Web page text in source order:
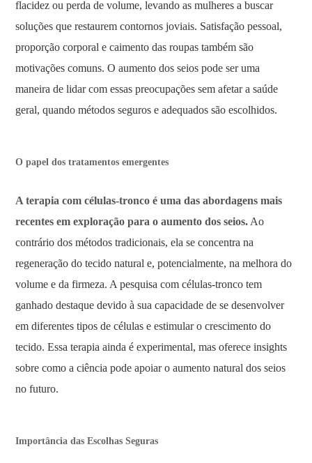
flacidez ou perda de volume, levando as mulheres a buscar
soluções que restaurem contornos joviais. Satisfação pessoal,
proporção corporal e caimento das roupas também são
motivações comuns. O aumento dos seios pode ser uma
maneira de lidar com essas preocupações sem afetar a saúde
geral, quando métodos seguros e adequados são escolhidos.
O papel dos tratamentos emergentes
A terapia com células-tronco é uma das abordagens mais
recentes em exploração para o aumento dos seios. Ao
contrário dos métodos tradicionais, ela se concentra na
regeneração do tecido natural e, potencialmente, na melhora do
volume e da firmeza. A pesquisa com células-tronco tem
ganhado destaque devido à sua capacidade de se desenvolver
em diferentes tipos de células e estimular o crescimento do
tecido. Essa terapia ainda é experimental, mas oferece insights
sobre como a ciência pode apoiar o aumento natural dos seios
no futuro.
Importância das Escolhas Seguras